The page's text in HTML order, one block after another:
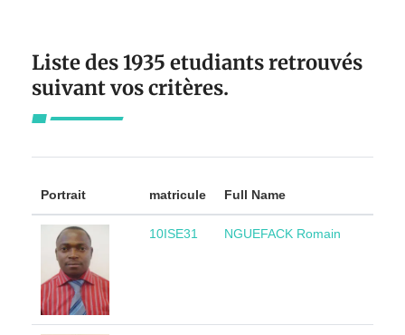
Liste des 1935 etudiants retrouvés
suivant vos critères.
Portrait matricule Full Name
10ISE31 NGUEFACK Romain